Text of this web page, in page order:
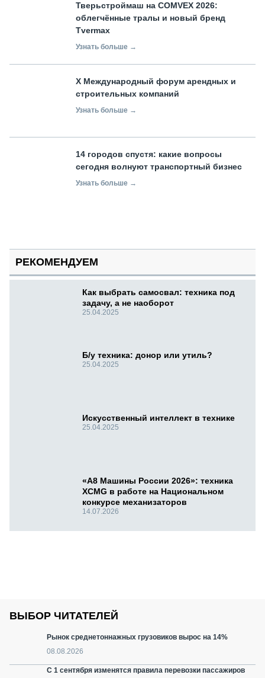
Тверьстроймаш на COMVEX 2026:
облегчённые тралы и новый бренд
Tvermax
Узнать больше →
X Международный форум арендных и
строительных компаний
Узнать больше →
14 городов спустя: какие вопросы
сегодня волнуют транспортный бизнес
Узнать больше →
РЕКОМЕНДУЕМ
Как выбрать самосвал: техника под
задачу, а не наоборот
25.04.2025
Б/у техника: донор или утиль?
25.04.2025
Искусственный интеллект в технике
25.04.2025
«А8 Машины России 2026»: техника
XCMG в работе на Национальном
конкурсе механизаторов
14.07.2026
ВЫБОР ЧИТАТЕЛЕЙ
Рынок среднетоннажных грузовиков вырос на 14%
08.08.2026
С 1 сентября изменятся правила перевозки пассажиров